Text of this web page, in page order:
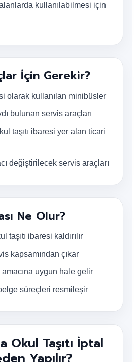
kullanılabilmesi için
İçin Gerekir?
olarak kullanılan minibüsler
bulunan servis araçları
taşıtı ibaresi yer alan ticari
değiştirilecek servis araçları
Ne Olur?
taşıtı ibaresi kaldırılır
kapsamından çıkar
amacına uygun hale gelir
süreçleri resmileşir
Okul Taşıtı İptal